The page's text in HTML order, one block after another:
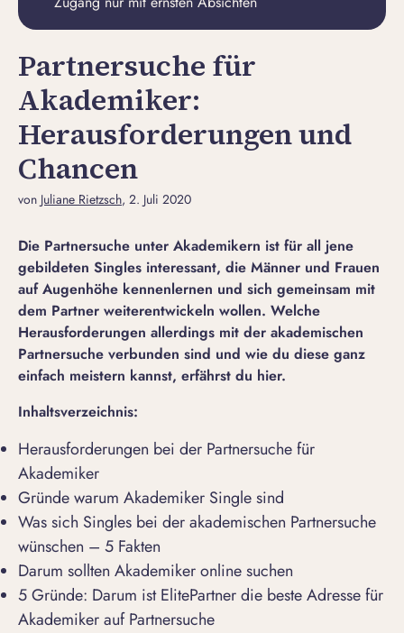
Partnersuche für
Akademiker:
Herausforderungen und
Chancen
von Juliane Rietzsch, 2. Juli 2020
Die Partnersuche unter Akademikern ist für all jene
gebildeten Singles interessant, die Männer und Frauen
auf Augenhöhe kennenlernen und sich gemeinsam mit
dem Partner weiterentwickeln wollen. Welche
Herausforderungen allerdings mit der akademischen
Partnersuche verbunden sind und wie du diese ganz
einfach meistern kannst, erfährst du hier.
Inhaltsverzeichnis:
Herausforderungen bei der Partnersuche für
Akademiker
Gründe warum Akademiker Single sind
Was sich Singles bei der akademischen Partnersuche
wünschen – 5 Fakten
Darum sollten Akademiker online suchen
5 Gründe: Darum ist ElitePartner die beste Adresse für
Akademiker auf Partnersuche